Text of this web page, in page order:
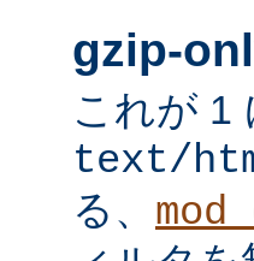
gzip-
これが 1
text/
る、